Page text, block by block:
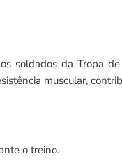
soldados da Tropa
muscular,
o treino.